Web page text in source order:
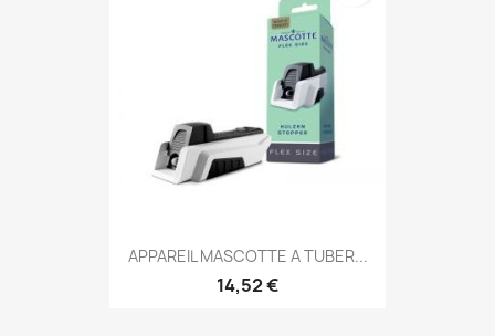
APPAREIL MASCOTTE A TUBER...
14,52 €